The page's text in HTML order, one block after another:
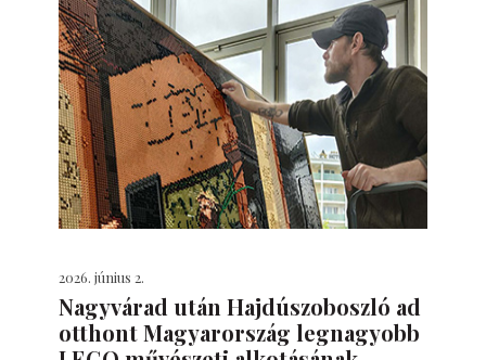
2026. június 2.
Nagyvárad után Hajdúszoboszló ad
otthont Magyarország legnagyobb